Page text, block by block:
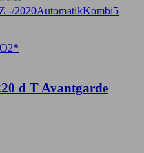
-/2020AutomatikKombi5
d T Avantgarde